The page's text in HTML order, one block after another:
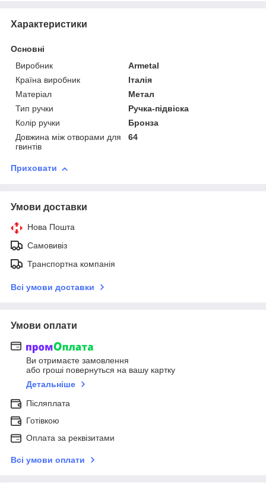
Характеристики
Основні
Виробник
Armetal
Країна виробник
Італія
Матеріал
Метал
Тип ручки
Ручка-підвіска
Колір ручки
Бронза
Довжина між отворами для
гвинтів
64
Приховати
Умови доставки
Нова Пошта
Самовивіз
Транспортна компанія
Всі умови доставки
Умови оплати
Ви отримаєте замовлення
або гроші повернуться на вашу картку
Детальніше
Післяплата
Готівкою
Оплата за реквізитами
Всі умови оплати